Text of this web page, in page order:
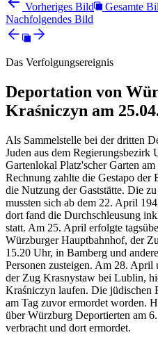
Vorheriges Bild
Gesamte
Nachfolgendes Bild
Das Verfolgungsereignis
Deportation von
Kraśniczyn am
Als Sammelstelle bei der dritten
Juden aus dem Regierungsbezirk
Gartenlokal Platz'scher Garten
Rechnung zahlte die Gestapo
die Nutzung der Gaststätte. Die
mussten sich ab dem 22. April
dort fand die Durchschleusung
statt. Am 25. April erfolgte
Würzburger Hauptbahnhof, der
15.20 Uhr, in Bamberg und
Personen zusteigen. Am 28.
der Zug Krasnystaw bei Lublin,
Kraśniczyn laufen. Die jüdischen
am Tag zuvor ermordet worden.
über Würzburg Deportierten am
verbracht und dort ermordet.